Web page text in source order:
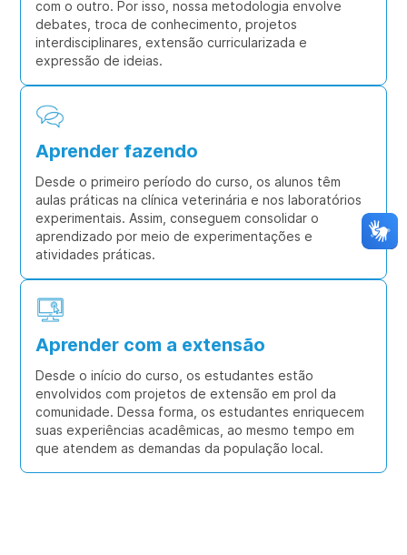
com o outro. Por isso, nossa metodologia envolve
debates, troca de conhecimento, projetos
interdisciplinares, extensão curricularizada e
expressão de ideias.
Aprender fazendo
Desde o primeiro período do curso, os alunos têm
aulas práticas na clínica veterinária e nos laboratórios
experimentais. Assim, conseguem consolidar o
aprendizado por meio de experimentações e
atividades práticas.
Aprender com a extensão
Desde o início do curso, os estudantes estão
envolvidos com projetos de extensão em prol da
comunidade. Dessa forma, os estudantes enriquecem
suas experiências acadêmicas, ao mesmo tempo em
que atendem as demandas da população local.